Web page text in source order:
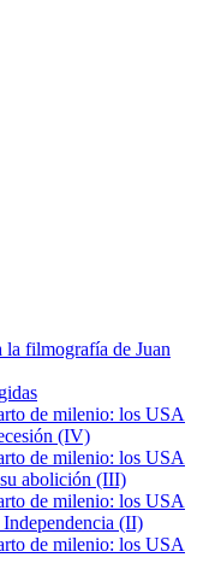
la filmografía de Juan
de milenio: los USA
(IV)
de milenio: los USA
abolición (III)
de milenio: los USA
(II)
de milenio: los USA